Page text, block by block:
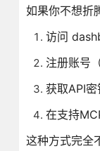
如果你不想折
访问
注册账号
获取API密
在支持
这种方式完全